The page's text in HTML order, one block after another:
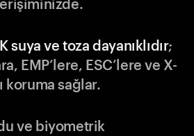
suya ve toza dayanıklıdır;
EMP’lere, ESC’lere ve X-
koruma sağlar.
ve biyometrik